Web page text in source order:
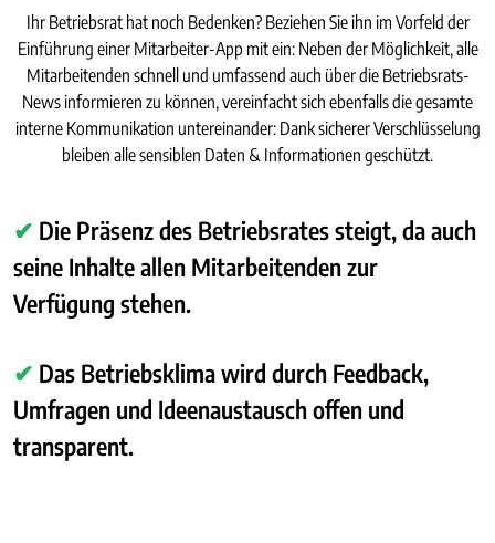
Ihr Betriebsrat hat noch Bedenken? Beziehen Sie ihn im Vorfeld der
Einführung einer Mitarbeiter-App mit ein: Neben der Möglichkeit, alle
Mitarbeitenden schnell und umfassend auch über die Betriebsrats-
News informieren zu können, vereinfacht sich ebenfalls die gesamte
interne Kommunikation untereinander: Dank sicherer Verschlüsselung
bleiben alle sensiblen Daten & Informationen geschützt.
✔ Die Präsenz des Betriebsrates steigt, da auch
seine Inhalte allen Mitarbeitenden zur
Verfügung stehen.
✔ Das Betriebsklima wird durch Feedback,
Umfragen und Ideenaustausch offen und
transparent.